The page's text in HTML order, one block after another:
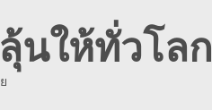
นให้ทั่วโลก